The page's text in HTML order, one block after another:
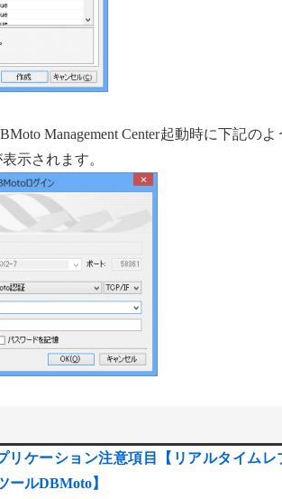
Management Center起動時に下記のよ
示されます。
リケーション注意項目【リアルタイムレ
ールDBMoto】